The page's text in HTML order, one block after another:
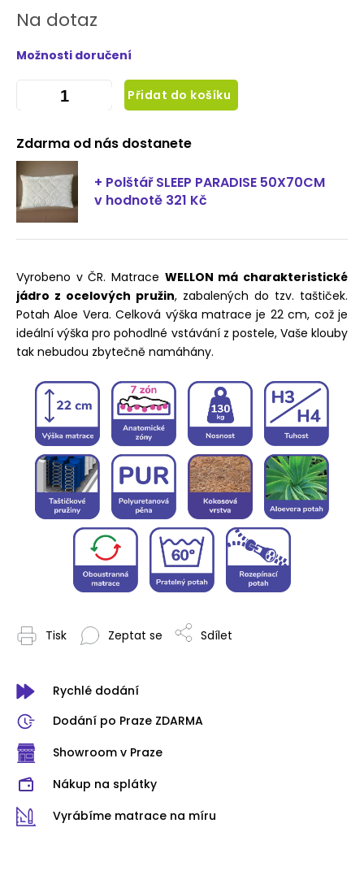
cena:
Na dotaz
Možnosti doručení
Přidat do košíku
Zdarma od nás dostanete
+ Polštář SLEEP PARADISE 50X70CM
v hodnotě 321 Kč
Vyrobeno v ČR. Matrace WELLON má charakteristické
jádro z ocelových pružin, zabalených do tzv. taštiček.
Potah Aloe Vera. Celková výška matrace je 22 cm, což je
ideální výška pro pohodlné vstávání z postele, Vaše klouby
tak nebudou zbytečně namáhány.
Tisk Zeptat se Sdílet
Rychlé dodání
Dodání po Praze ZDARMA
Showroom v Praze
Nákup na splátky
Vyrábíme matrace na míru